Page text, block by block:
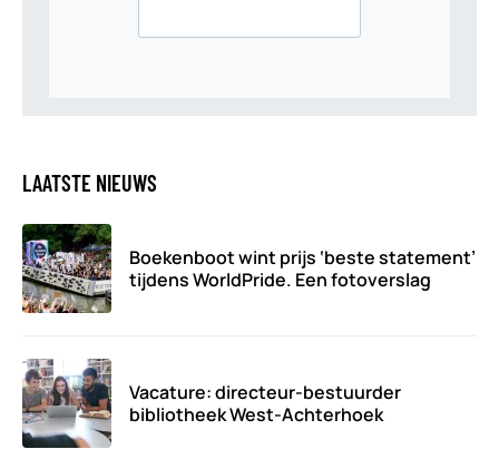
LAATSTE NIEUWS
Boekenboot wint prijs ‘beste statement’
tijdens WorldPride. Een fotoverslag
Vacature: directeur-bestuurder
bibliotheek West-Achterhoek